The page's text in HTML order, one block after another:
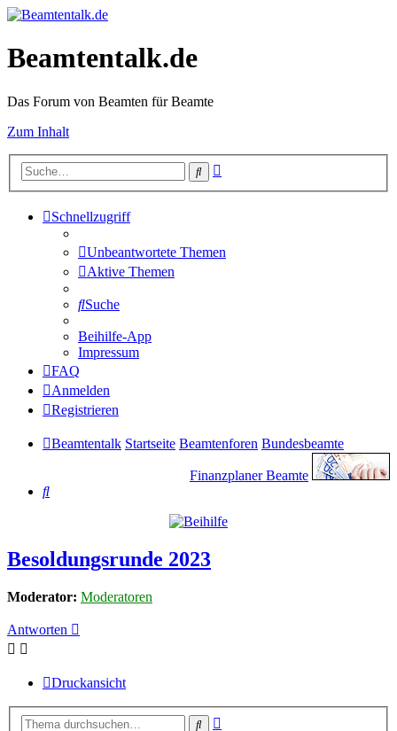
Beamtentalk.de
Das Forum von Beamten für Beamte
Zum Inhalt
Suche
Schnellzugriff
Unbeantwortete Themen
Aktive Themen
Suche
Beihilfe-App
Impressum
FAQ
Anmelden
Registrieren
Beamtentalk Startseite Beamtenforen Bundesbeamte
Finanzplaner Beamte
Suche
Besoldungsrunde 2023
Moderator: Moderatoren
Antworten
Druckansicht
Suche